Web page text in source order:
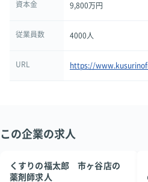
資本金 9,800万円
従業員数 4000人
URL https://
この企業の求人
くすりの福太郎 市ヶ谷店の
薬剤師求人